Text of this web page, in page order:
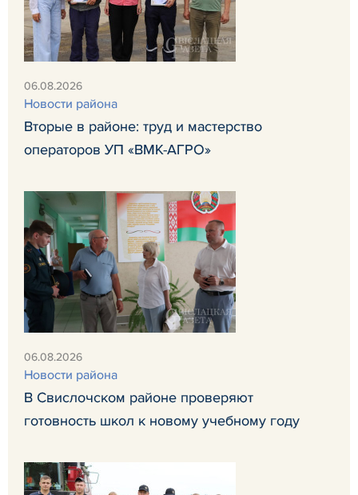
06.08.2026
Новости района
Вторые в районе: труд и мастерство
операторов УП «ВМК-АГРО»
06.08.2026
Новости района
В Свислочском районе проверяют
готовность школ к новому учебному году